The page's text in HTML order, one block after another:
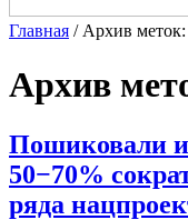
Главная / Архив
Архив
Пошиковали и
50−70%
ряда